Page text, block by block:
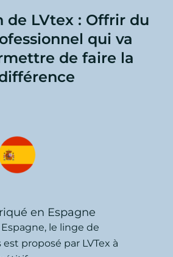
de LVtex : Offrir du
qui va
de faire la
en Espagne
le linge de
proposé par LVTex à